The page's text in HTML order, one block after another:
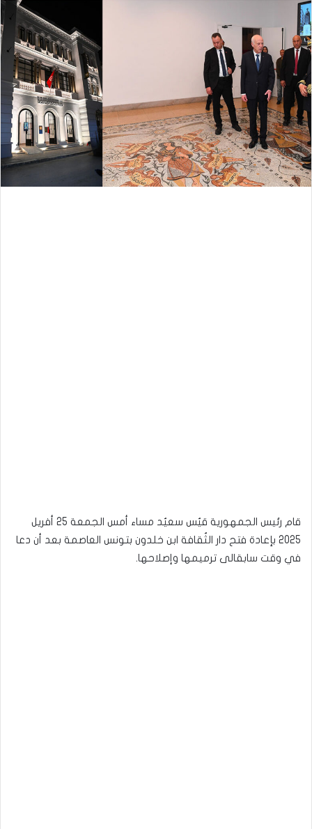
قام رئيس الجمهورية قيٌس سعيٌد مساء أمس الجمعة 25 أفريل
2025 بإعادة فتح دار الثٌقافة ابن خلدون بتونس العاصمة بعد أن دعا
في وقت سابقالى ترميمها وإصلاحها.